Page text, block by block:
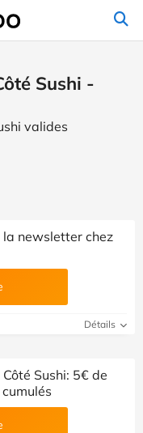
Sushi -
valides
la newsletter chez
Détails
Sushi: 5€ de